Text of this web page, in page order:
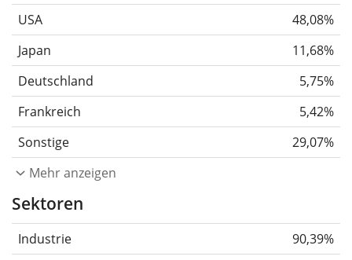
USA
48,08%
Japan
11,68%
Deutschland
5,75%
Frankreich
5,42%
Sonstige
29,07%
Mehr anzeigen
Sektoren
Industrie
90,39%